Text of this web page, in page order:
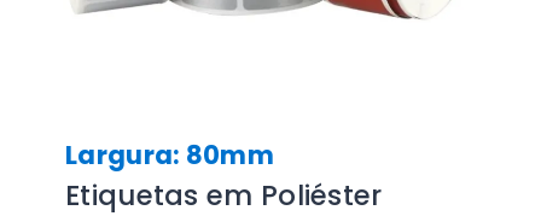
Largura: 80mm
Etiquetas em Poliéster